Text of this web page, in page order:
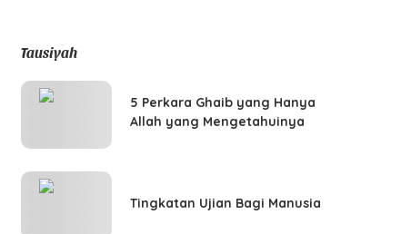
Tausiyah
5 Perkara Ghaib yang Hanya
Allah yang Mengetahuinya
Tingkatan Ujian Bagi Manusia